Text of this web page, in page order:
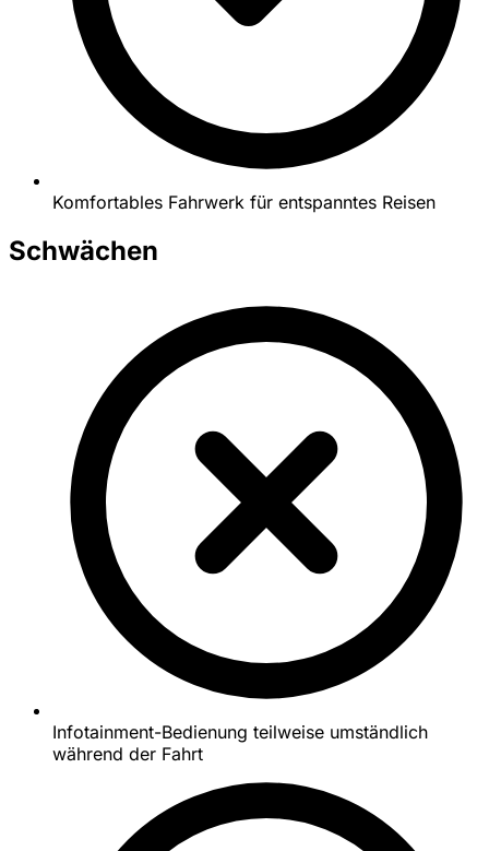
Komfortables Fahrwerk für entspanntes Reisen
Schwächen
Infotainment-Bedienung teilweise umständlich
während der Fahrt